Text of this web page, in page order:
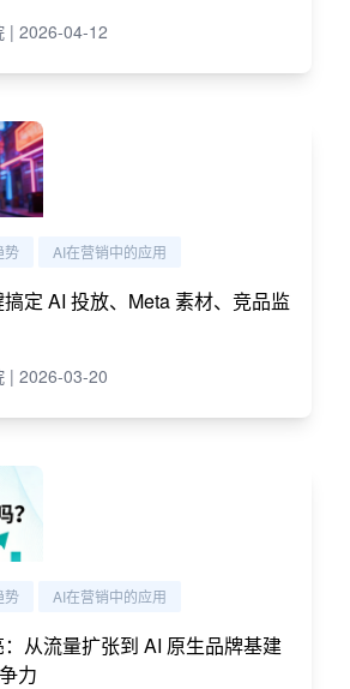
| 2026-04-12
势 AI在营销中的应用
定 AI 投放、Meta 素材、竞品监
| 2026-03-20
势 AI在营销中的应用
从流量扩张到 AI 原生品牌基建
力